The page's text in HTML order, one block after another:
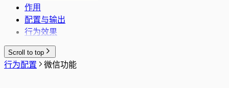
作用
配置与输出
行为效果
Scroll to top
行为配置 微信功能